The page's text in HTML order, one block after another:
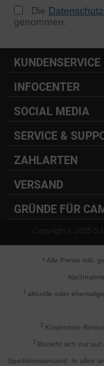
Die
genommen.
KUNDENSERVICE
INFOCENTER
SOCIAL MEDIA
SERVICE &
ZAHLARTEN
VERSAND
GRÜNDE FÜR
Copyright © 2025
* Alle Preise inkl.
aktuelle oder
2Kostenlose
3 Bezieht sich nur auf
Speditionsversand. In allen